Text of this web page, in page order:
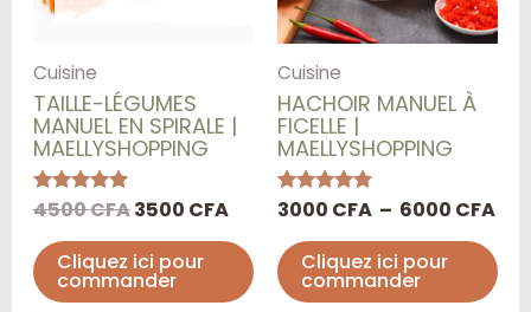
Cuisine
TAILLE-LÉGUMES
MANUEL EN SPIRALE |
MAELLYSHOPPING
Note
sur 5
4500CFA3500 CFA
Cliquez ici pour
commander
Cuisine
HACHOIR MANUEL À
FICELLE |
MAELLYSHOPPING
Note
sur 5
3000 CFA – 6000 CFA
Cliquez ici pour
commander